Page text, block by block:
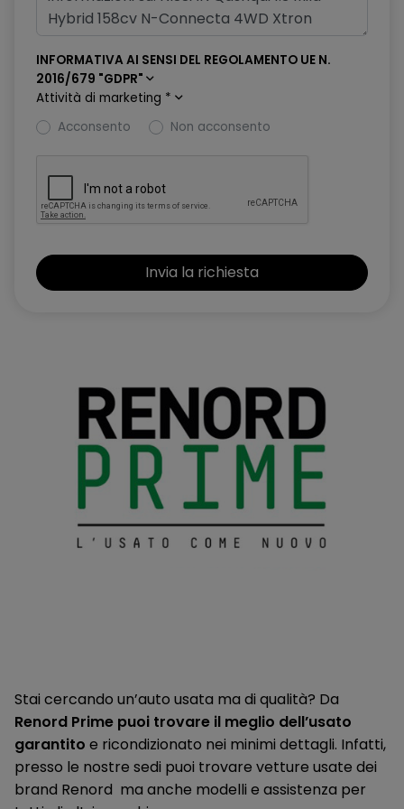
Freno di stazionamento elettronico
Hill start assist & auto hold
Illuminazione ambientale console centrale
Illuminazione bagagliaio
Intelligent Cruise Control
Intelligent Front Emergency Braking with Pedestrian, Cyclist &
Junction assist
Lane Departure Prevention
Lane Departure Warning
Lane side support
Luci diurne Led
Luci posteriori LED (frenata e luci posizione)
Porta bicchieri
Porte USB posteriori
Presa USB Ant.
Prese 12V (Abitacolo e Vano Bagagli)
INFORMATIVA AI SENSI DEL REGOLAMENTO UE N.
2016/679 "GDPR"
Attività di marketing *
Acconsento
Non acconsento
Stai cercando un’auto usata ma di qualità? Da
Renord Prime puoi trovare il meglio dell’usato
garantito e ricondizionato nei minimi dettagli. Infatti,
presso le nostre sedi puoi trovare vetture usate dei
brand Renord ma anche modelli e assistenza per